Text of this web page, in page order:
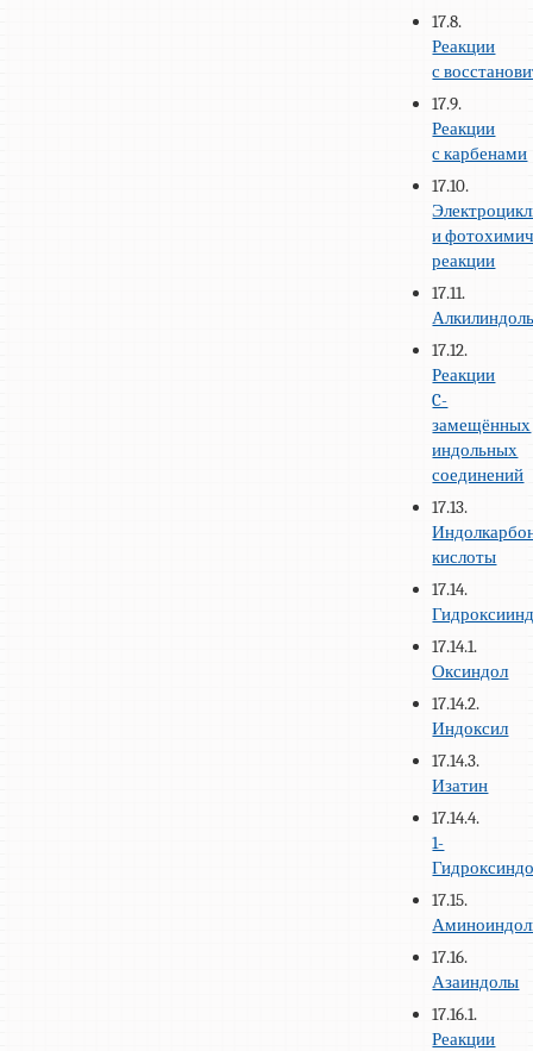
17.8.
Реакции
с
17.9.
Реакции
с карбенами
17.10.
и
реакции
17.11.
17.12.
Реакции
C-
замещённых
индольных
соединений
17.13.
кислоты
17.14.
17.14.1.
Оксиндол
17.14.2.
Индоксил
17.14.3.
Изатин
17.14.4.
1-
17.15.
17.16.
Азаиндолы
17.16.1.
Реакции